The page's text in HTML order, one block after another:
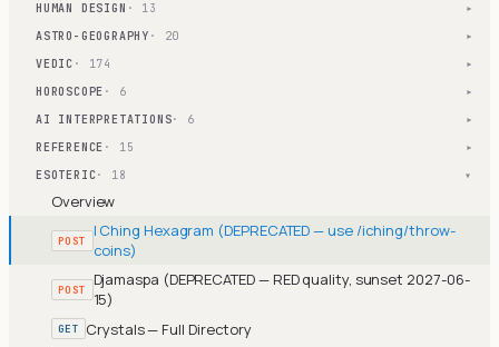
HUMAN DESIGN · 13 ▾
ASTRO-GEOGRAPHY · 20 ▾
VEDIC · 174 ▾
HOROSCOPE · 6 ▾
AI INTERPRETATIONS· 6 ▾
REFERENCE · 15 ▾
ESOTERIC· 18 ▾
Overview
POST I Ching Hexagram (DEPRECATED — use /iching/throw-
coins)
POST Djamaspa (DEPRECATED — RED quality, sunset 2027-06-
15)
GET Crystals — Full Directory